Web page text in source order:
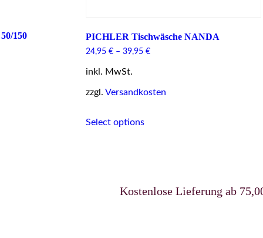
150 PICHLER Tischwäsche NANDA
24,95€ –39,95€
inkl. MwSt.
zzgl.Versandkosten
Select optionsproduct
may
Kostenlose Lieferung ab 75,00